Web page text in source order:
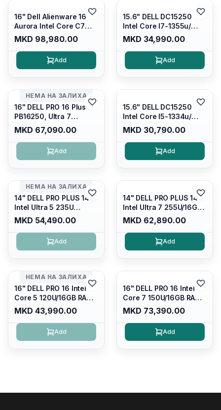
16" Dell Alienware 16
Aurora Intel Core C7
240H /16GB RAM DDR5
5600mhz/ 1TB SSD M.2
Nvme/rtx4050 6GB/
Wqxga(2560x1600)
Win 11 Home/
MKD 98,980.00
Add
15.6" DELL DC15250
Intel Core I7-1355u/
16GB DDR4 / 512GB SSD
M.2 2230/ Intel UHD
Graphics/ 120Hz Anti-
glare FULLHD LED
MKD 34,990.00
Add
НЕМА НА ЗАЛИХА
16" DELL PRO 16 Plus
PB16250, Ultra 7
265U/16GB RAM (1x
16GB) 5600 Mhz DDR5/
512GB SSD M.2 Nvme/
/cam+mic,bt/backlit KB
MKD 67,090.00
Add
15.6" DELL DC15250
Intel Core I5-1334u/
16GB DDR4 (1x16gb
2666mhz)/ 512GB SSD
M.2 Nvme/ Intel UHD
Graphics/ 120Hz Anti-
MKD 30,790.00
Add
НЕМА НА ЗАЛИХА
14" DELL PRO PLUS 14
Intel Ultra 5 235U
Vpro/16gb RAM DDR5
5600mhz/ 512 GB SSD
M.2 Nvme
2230/FULLHD+ (16:10)
4/RJ45/PB14250
MKD 54,490.00
Add
14" DELL PRO PLUS 14
Intel Ultra 7 255U/16GB
RAM DDR5 5600mhz/
512 GB SSD M.2 Nvme
2230/FULLHD+ (16:10)
Ips/bt/backlit
MKD 62,890.00
Add
НЕМА НА ЗАЛИХА
16" DELL PRO 16 Intel
Core 5 120U/16GB RAM
DDR5 5600mhz/ 512 GB
SSD M.2 Nvme/fullhd+
(16:10) Ips/bt/backlit
Kb/thunderbolt
MKD 43,990.00
Add
16" DELL PRO 16 Intel
Core 7 150U/16GB RAM
DDR5 5600mhz/ 512 GB
SSD M.2 Nvme
(2230)/FULLHD+ (16:10)
Ips/bt/backlit
MKD 73,390.00
Add